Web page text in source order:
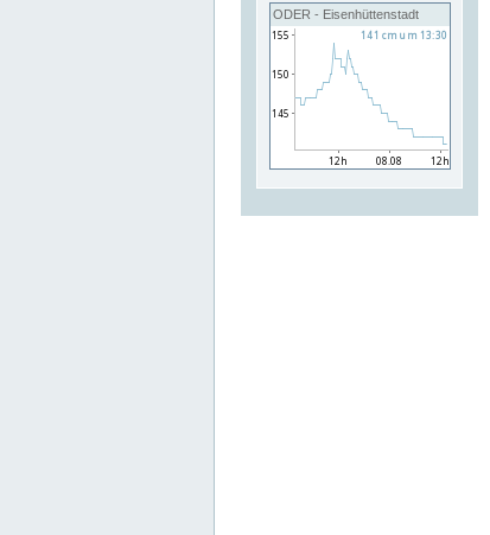
ODER - Eisenhüttenstadt